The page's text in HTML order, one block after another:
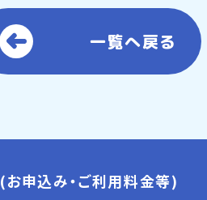
一覧へ戻る
(お申込み・ご利用料金等)